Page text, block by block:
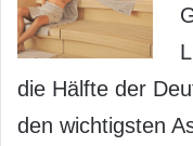
die Hälfte der
den wichtigsten